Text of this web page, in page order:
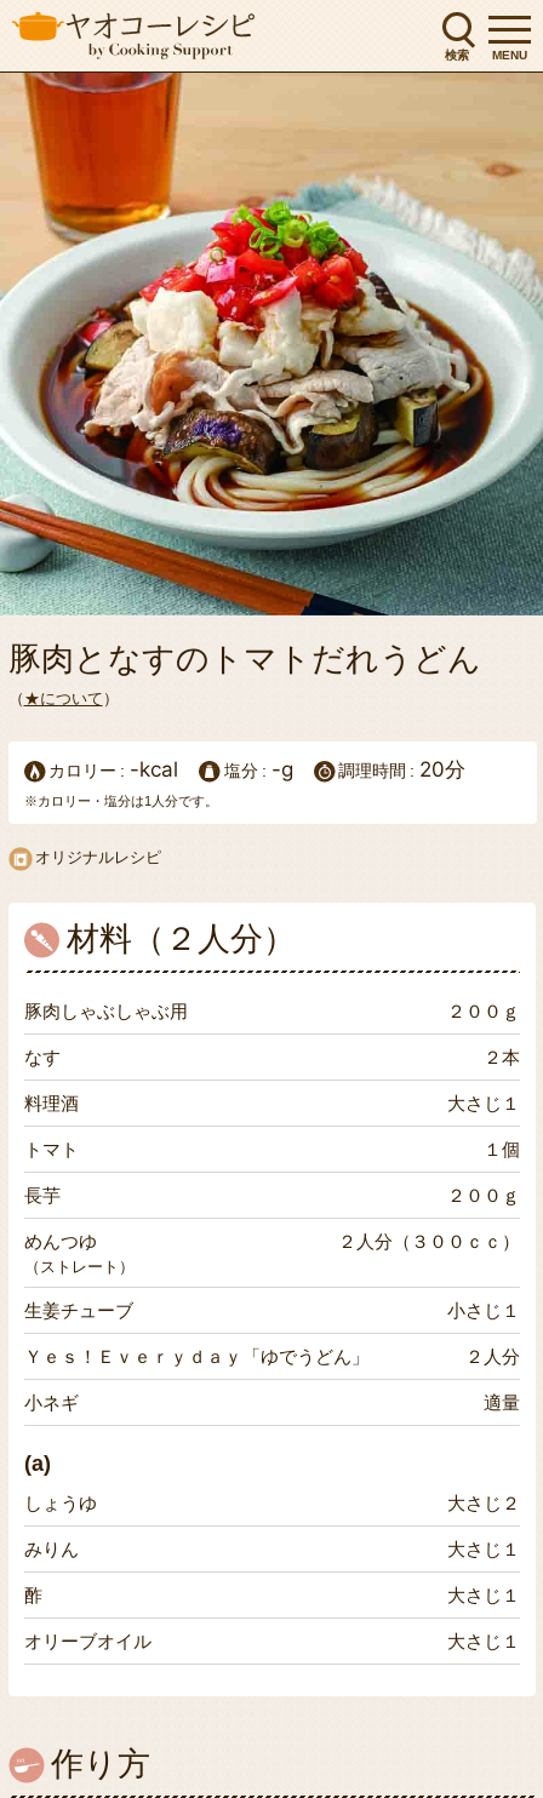
検索 MENU
豚肉となすのトマトだれうどん
（ ★について ）
カロリー -kcal 塩分 -g 調理時間 20分
※カロリー・塩分は1人分です。
オリジナルレシピ
材料（２人分）
豚肉しゃぶしゃぶ用 ２００ｇ
なす ２本
料理酒 大さじ１
トマト １個
長芋 ２００ｇ
めんつゆ ２人分（３００ｃｃ）
（ストレート）
生姜チューブ 小さじ１
Ｙｅｓ！Ｅｖｅｒｙｄａｙ「ゆでうどん」 ２人分
小ネギ 適量
(a)
しょうゆ 大さじ２
みりん 大さじ１
酢 大さじ１
オリーブオイル 大さじ１
作り方